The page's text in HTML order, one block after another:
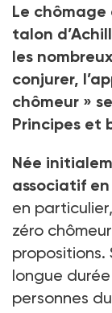
Le
talon
les
conjurer,
chômeur »
Principes et
Née
associatif
en
zéro
propositions.
longue
personnes